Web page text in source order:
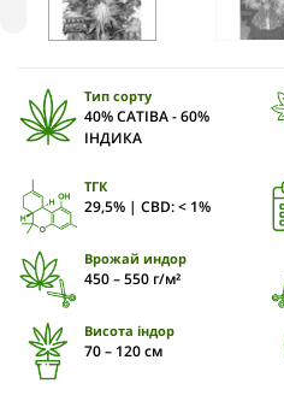
Тип сорту
40% САТІВА - 60%
ІНДИКА
ТГК
29,5% | CBD: < 1%
Врожай индор
450 – 550 г/м²
Висота індор
70 – 120 cм